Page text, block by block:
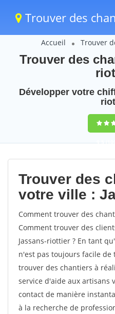
Trouver des
Accueil Trouver
Trouver des
Développer votre
9,5
Trouver des
votre ville :
Comment trouver des
Comment trouver des
Jassans-riottier ? En tant
n'est pas toujours facile
trouver des chantiers à
service d'aide aux artisans
contact de manière
à la recherche de